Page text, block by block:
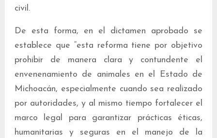
civil.
De esta forma, en el dictamen aprobado se
establece que “esta reforma tiene por objetivo
prohibir de manera clara y contundente el
envenenamiento de animales en el Estado de
Michoacán, especialmente cuando sea realizado
por autoridades, y al mismo tiempo fortalecer el
marco legal para garantizar prácticas éticas,
humanitarias y seguras en el manejo de la